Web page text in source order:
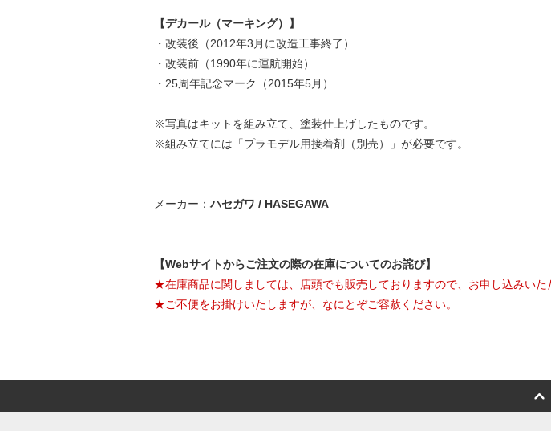
【デカール（マーキング）】
・改装後（2012年3月に改造工事終了）
・改装前（1990年に運航開始）
・25周年記念マーク（2015年5月）
※写真はキットを組み立て、塗装仕上げしたものです。
※組み立てには「プラモデル用接着剤（別売）」が必要です。
メーカー：ハセガワ / HASEGAWA
【Webサイトからご注文の際の在庫についてのお詫び】
★在庫商品に関しましては、店頭でも販売しておりますので、お申し込みいた
★ご不便をお掛けいたしますが、なにとぞご容赦ください。